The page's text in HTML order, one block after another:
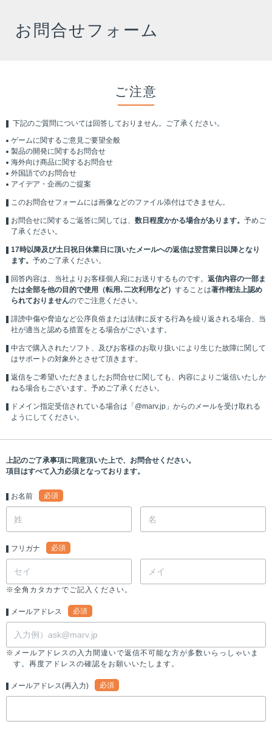
お問合せフォーム
ご注意
下記のご質問については回答しておりません。ご了承ください。
ゲームに関するご意見ご要望全般
製品の開発に関するお問合せ
海外向け商品に関するお問合せ
外国語でのお問合せ
アイデア・企画のご提案
このお問合せフォームには画像などのファイル添付はできません。
お問合せに関するご返答に関しては、 数日程度かかる場合があります。 予めご
了承ください。
17時以降及び土日祝日休業日に頂いたメールへの返信は翌営業日以降となり
ます。 予めご了承ください。
回答内容は、当社よりお客様個人宛にお送りするものです。 返信内容の一部ま
たは全部を他の目的で使用（転用､二次利用など） することは著作権法上認め
られておりませんのでご注意ください。
誹謗中傷や脅迫など公序良俗または法律に反する行為を繰り返される場合、当
社が適当と認める措置をとる場合がございます。
中古で購入されたソフト、及びお客様のお取り扱いにより生じた故障に関して
はサポートの対象外とさせて頂きます。
返信をご希望いただきましたお問合せに関しても、内容によりご返信いたしか
ねる場合もございます。予めご了承ください。
ドメイン指定受信されている場合は「@marv.jp」からのメールを受け取れる
ようにしてください。
上記のご了承事項に同意頂いた上で、お問合せください。
項目はすべて入力必須となっております。
お名前 必須
フリガナ 必須
※全角カタカナでご記入ください。
メールアドレス 必須
※メールアドレスの入力間違いで返信不可能な方が多数いらっしゃいま
す。再度アドレスの確認をお願いいたします。
メールアドレス(再入力) 必須